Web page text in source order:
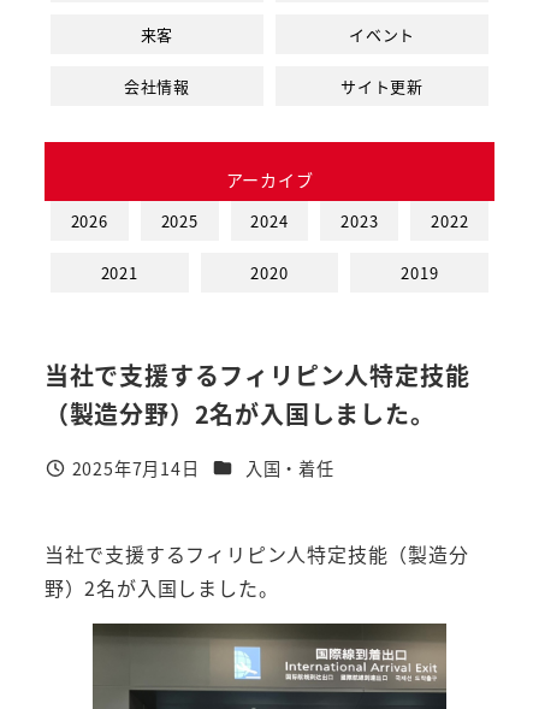
来客 イベント
会社情報 サイト更新
アーカイブ
2026 2025 2024 2023 2022
2021 2020 2019
当社で支援するフィリピン人特定技能
（製造分野）2名が入国しました。
投稿日
2025年7月14日 カテゴリー
入国・着任
当社で支援するフィリピン人特定技能（製造分
野）2名が入国しました。